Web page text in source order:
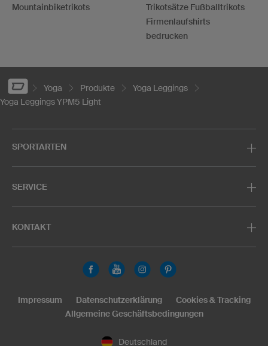
Mountainbiketrikots
Trikotsätze Fußballtrikots
Firmenlaufshirts
bedrucken
Yoga Produkte
Yoga Leggings
Yoga Leggings YPM5 Light
SPORTARTEN
SERVICE
KONTAKT
Deutschland
Impressum Datenschutzerklärung
Cookies & Tracking
Allgemeine Geschäftsbedingungen